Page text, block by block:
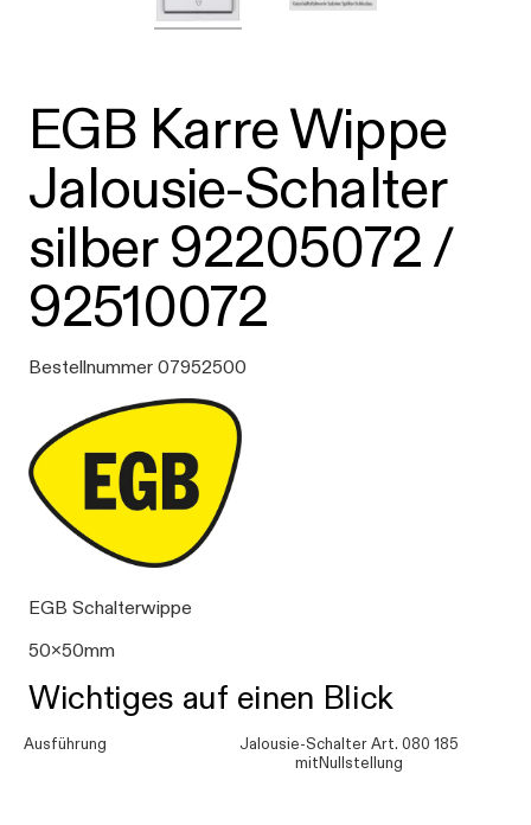
EGB Karre Wippe
Jalousie-Schalter
silber 92205072 /
92510072
Bestellnummer 07952500
EGB Schalterwippe
50x50mm
Wichtiges auf einen Blick
Ausführung
Jalousie-Schalter Art. 080 185
mitNullstellung